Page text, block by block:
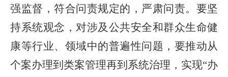
强监督，符合问责规定的，严肃问责。要坚
持系统观念，对涉及公共安全和群众生命健
康等行业、领域中的普遍性问题，要推动从
个案办理到类案管理再到系统治理，实现“办